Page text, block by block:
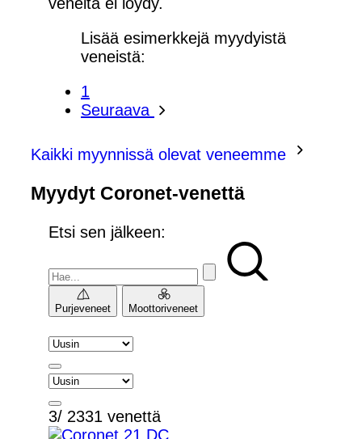
Lisää esimerkkejä myydyistä
veneistä:
1
Seuraava
Kaikki myynnissä olevat veneemme
Myydyt Coronet-venettä
Etsi sen jälkeen:
Purjeveneet Moottoriveneet
3/ 2331 venettä